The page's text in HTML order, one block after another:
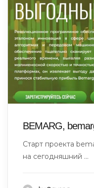
BEMARG,
Старт проекта
на сегодняшний ...